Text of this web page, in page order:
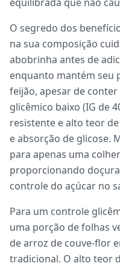
O segredo dos
na sua composição
abobrinha antes de
enquanto mantém seu
feijão, apesar de
glicêmico baixo (IG de
resistente e alto teor
e absorção de glicose.
para apenas uma
proporcionando
controle do açúcar no
Para um controle
uma porção de folhas
de arroz de couve-flor
tradicional. O alto teor